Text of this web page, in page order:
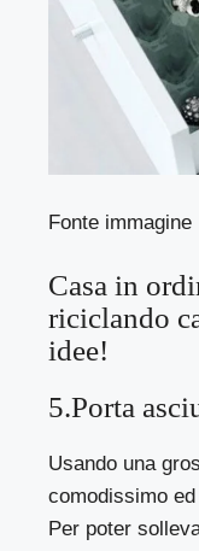
Fonte immagine
Casa in
riciclando
idee!
5.Porta
Usando una
comodissimo
Per poter